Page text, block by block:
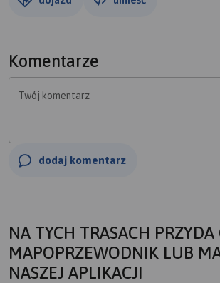
Komentarze
Twój komentarz
dodaj komentarz
NA TYCH TRASACH PRZYDA
MAPOPRZEWODNIK LUB
NASZEJ APLIKACJI